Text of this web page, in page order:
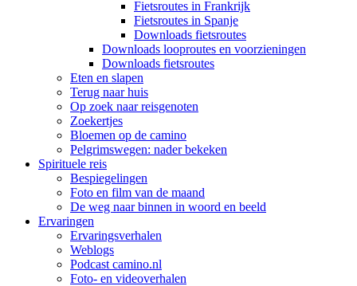
Fietsroutes in Frankrijk
Fietsroutes in Spanje
Downloads fietsroutes
Downloads looproutes en voorzieningen
Downloads fietsroutes
Eten en slapen
Terug naar huis
Op zoek naar reisgenoten
Zoekertjes
Bloemen op de camino
Pelgrimswegen: nader bekeken
Spirituele reis
Bespiegelingen
Foto en film van de maand
De weg naar binnen in woord en beeld
Ervaringen
Ervaringsverhalen
Weblogs
Podcast camino.nl
Foto- en videoverhalen